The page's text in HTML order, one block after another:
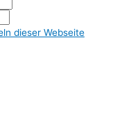
dieser Webseite